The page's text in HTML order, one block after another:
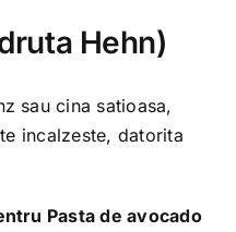
Hehn)
sau cina satioasa,
incalzeste, datorita
Pasta de avocado